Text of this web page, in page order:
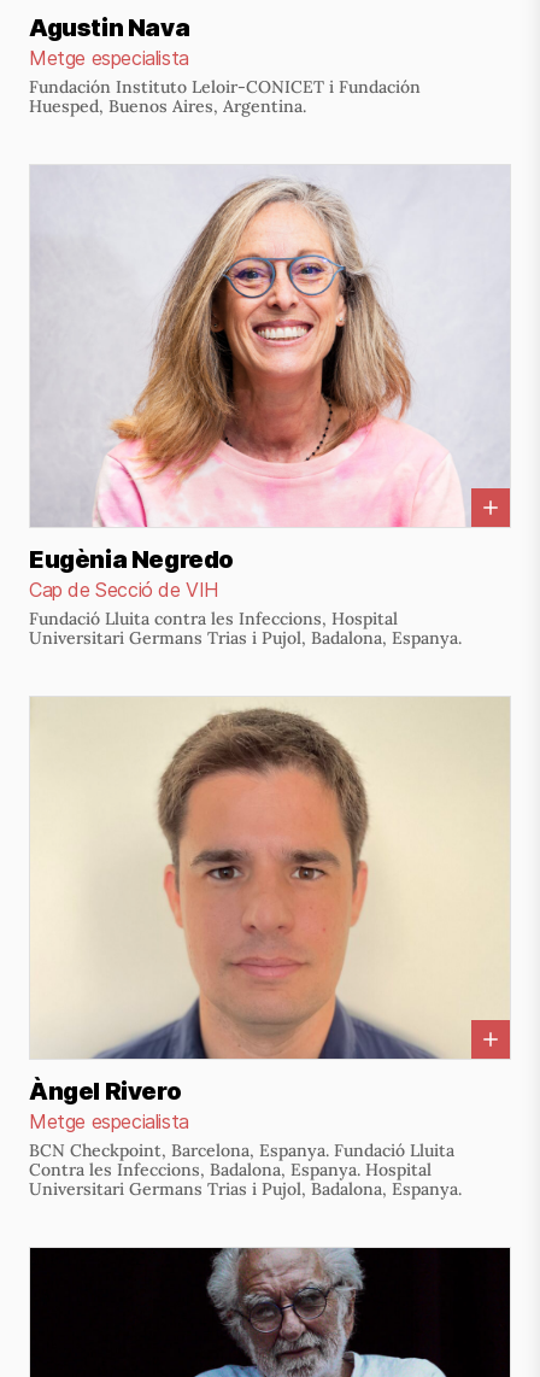
Agustin Nava
Metge especialista
Fundación Instituto Leloir-CONICET i Fundación
Huesped, Buenos Aires, Argentina.
Eugènia Negredo
Cap de Secció de VIH
Fundació Lluita contra les Infeccions, Hospital
Universitari Germans Trias i Pujol, Badalona, Espanya.
Àngel Rivero
Metge especialista
BCN Checkpoint, Barcelona, Espanya. Fundació Lluita
Contra les Infeccions, Badalona, Espanya. Hospital
Universitari Germans Trias i Pujol, Badalona, Espanya.